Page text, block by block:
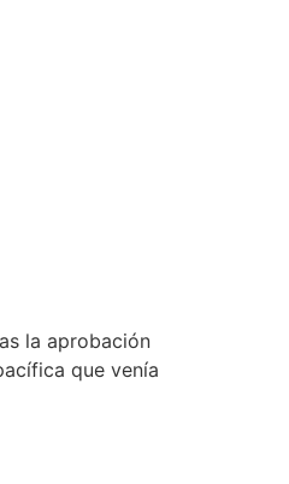
la aprobación
que venía